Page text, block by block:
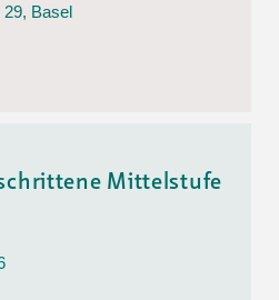
29, Basel
Mittelstufe